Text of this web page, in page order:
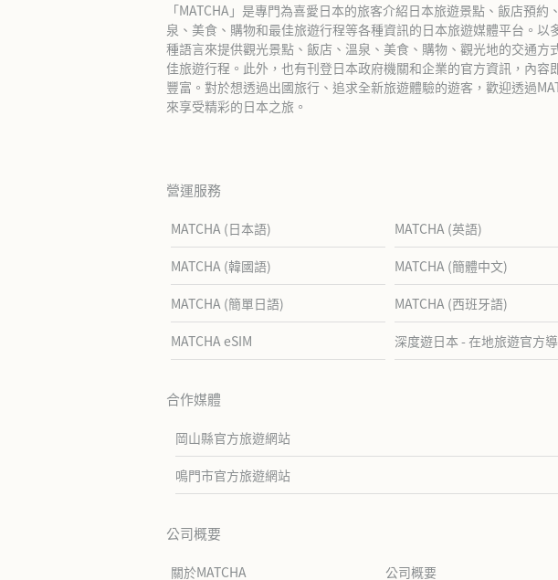
「MATCHA」是專門為喜愛日本的旅客介紹日本旅遊景點、飯店預約
泉、美食、購物和最佳旅遊行程等各種資訊的日本旅遊媒體平台。以
種語言來提供觀光景點、飯店、溫泉、美食、購物、觀光地的交通方
佳旅遊行程。此外，也有刊登日本政府機關和企業的官方資訊，內容
豐富。對於想透過出國旅行、追求全新旅遊體驗的遊客，歡迎透過
來享受精彩的日本之旅。
營運服務
MATCHA (日本語) MATCHA (英語)
MATCHA (韓國語) MATCHA (簡體中文)
MATCHA (簡單日語) MATCHA (西班牙語)
MATCHA eSIM 深度遊日本 - 在地旅遊官方
合作媒體
岡山縣官方旅遊網站
鳴門市官方旅遊網站
公司概要
關於MATCHA 公司概要